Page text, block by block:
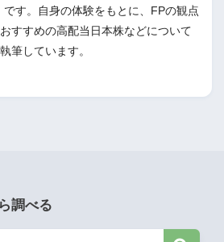
す。自身の体験をもとに、FPの観点
すすめの高配当日本株などについて
筆しています。
調べる